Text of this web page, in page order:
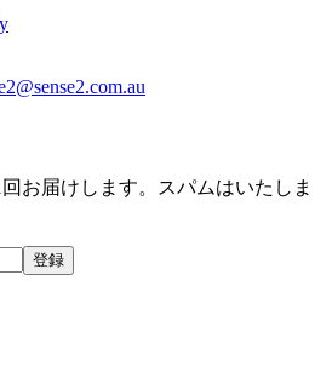
お届けします。スパムはいたしま
登録